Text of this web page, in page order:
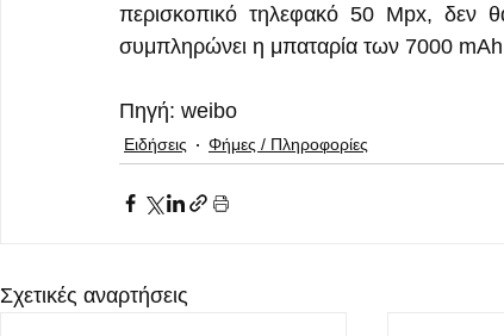
περισκοπικό τηλεφακό 50 Mpx, δεν
συμπληρώνει η μπαταρία των 7000
Πηγή: weibo
Ειδήσεις Φήμες / Πληροφορίες
Σχετικές αναρτήσεις